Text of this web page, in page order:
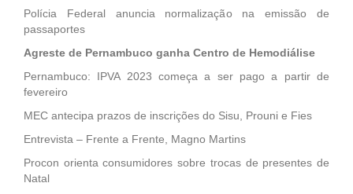
Polícia Federal anuncia normalização na emissão de
passaportes
Agreste de Pernambuco ganha Centro de Hemodiálise
Pernambuco: IPVA 2023 começa a ser pago a partir de
fevereiro
MEC antecipa prazos de inscrições do Sisu, Prouni e Fies
Entrevista – Frente a Frente, Magno Martins
Procon orienta consumidores sobre trocas de presentes de
Natal